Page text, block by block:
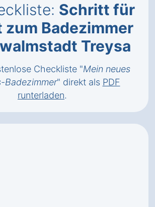
Schritt für
Badezimmer
Treysa
Checkliste "Mein neues
Badezimmer" direkt als PDF
runterladen.